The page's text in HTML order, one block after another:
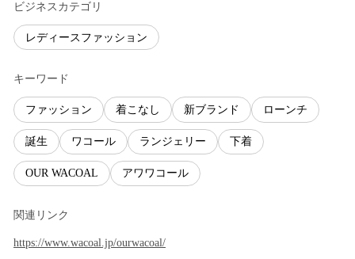
ビジネスカテゴリ
レディースファッション
キーワード
ファッション 着こなし 新ブランド ローンチ
誕生 ワコール ランジェリー 下着
OUR WACOAL アワワコール
関連リンク
https://www.wacoal.jp/ourwacoal/